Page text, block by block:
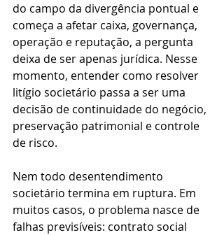
do campo da divergência pontual e
começa a afetar caixa, governança,
operação e reputação, a pergunta
deixa de ser apenas jurídica. Nesse
momento, entender como resolver
litígio societário passa a ser uma
decisão de continuidade do negócio,
preservação patrimonial e controle
de risco.
Nem todo desentendimento
societário termina em ruptura. Em
muitos casos, o problema nasce de
falhas previsíveis: contrato social